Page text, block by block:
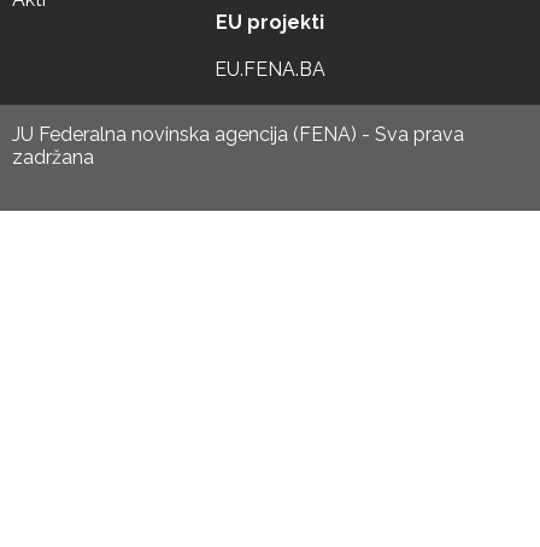
EU projekti
EU.FENA.BA
JU Federalna novinska agencija (FENA) - Sva prava
zadržana